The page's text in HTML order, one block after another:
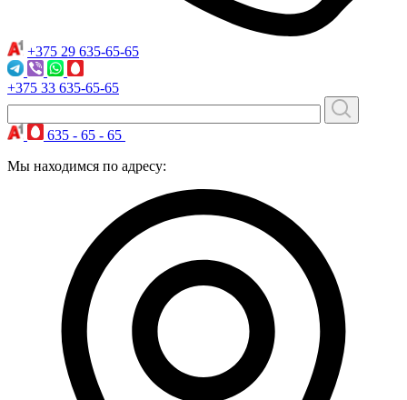
+375 29 635-65-65
+375 33 635-65-65
635 - 65 - 65
Мы находимся по адресу: